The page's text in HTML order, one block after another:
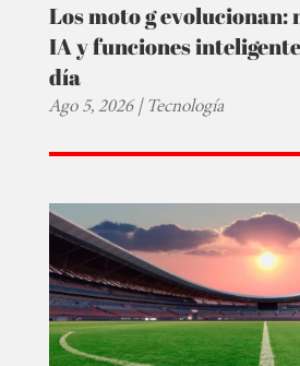
Los moto g evolucionan:
IA y funciones
día
Ago 5, 2026|Tecnología